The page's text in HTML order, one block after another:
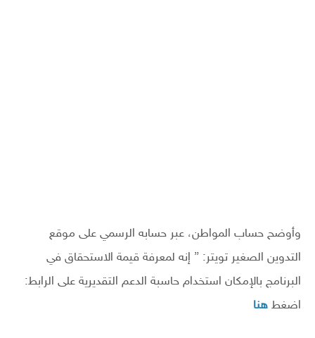
وأوضح حساب المواطن، عبر حسابه الرسمي على موقع
التدوين الصغير تويتر: ” إنه لمعرفة قيمة الاستحقاق في
البرنامج بالإمكان استخدام حاسبة الدعم التقديرية على الرابط:
اضغط هنا